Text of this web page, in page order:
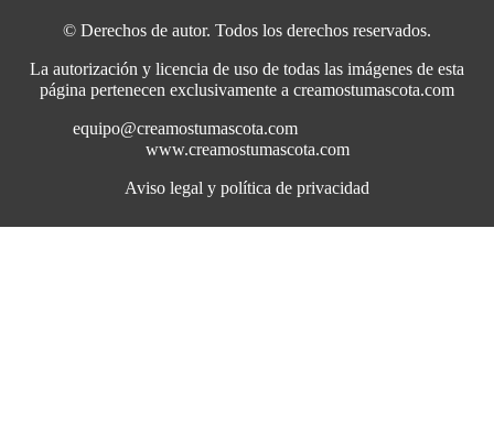
© Derechos de autor. Todos los derechos reservados.
La autorización y licencia de uso de todas las imágenes de esta
página pertenecen exclusivamente a creamostumascota.com
equipo@creamostumascota.com
www.creamostumascota.com
Aviso legal y política de privacidad